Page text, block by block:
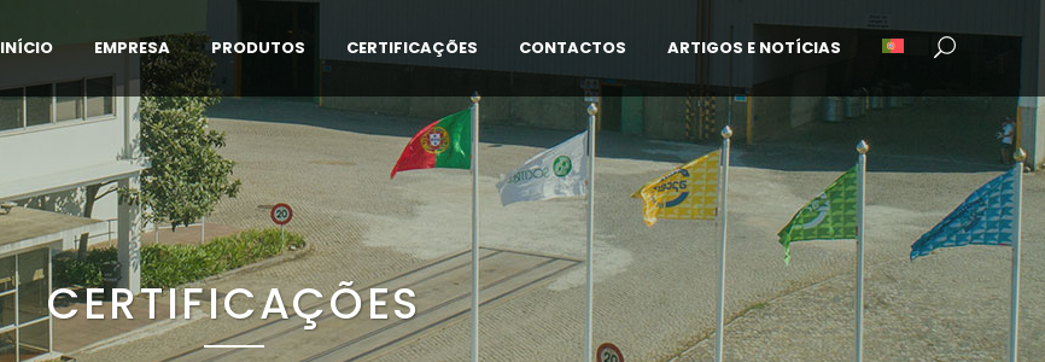
INÍCIO EMPRESA PRODUTOS CERTIFICAÇÕES CONTACTOS ARTIGOS E NOTÍCIAS
CERTIFICAÇÕES